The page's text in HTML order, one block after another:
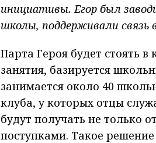
инициативы. Егор был
школы, поддерживали связь
Парта Героя будет стоять
занятия, базируется
занимается около 40
клуба, у которых отцы
будут получать не только
поступками. Такое